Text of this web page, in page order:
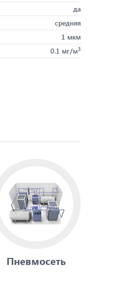
да
средняя
1 мкм
0.1 мг/м3
Пневмосеть